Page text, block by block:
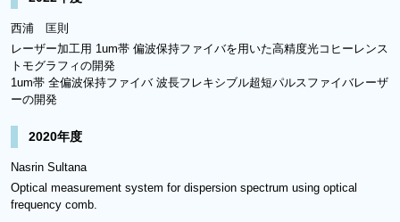
西浦 匡則
レーザー加工用 1um帯 偏波保持ファイバを用いた高精度光コヒーレンス
トモグラフィの開発
1um帯 全偏波保持ファイバ 波長フレキシブル超短パルスファイバレーザ
ーの開発
2020年度
Nasrin Sultana
Optical measurement system for dispersion spectrum using optical
frequency comb.